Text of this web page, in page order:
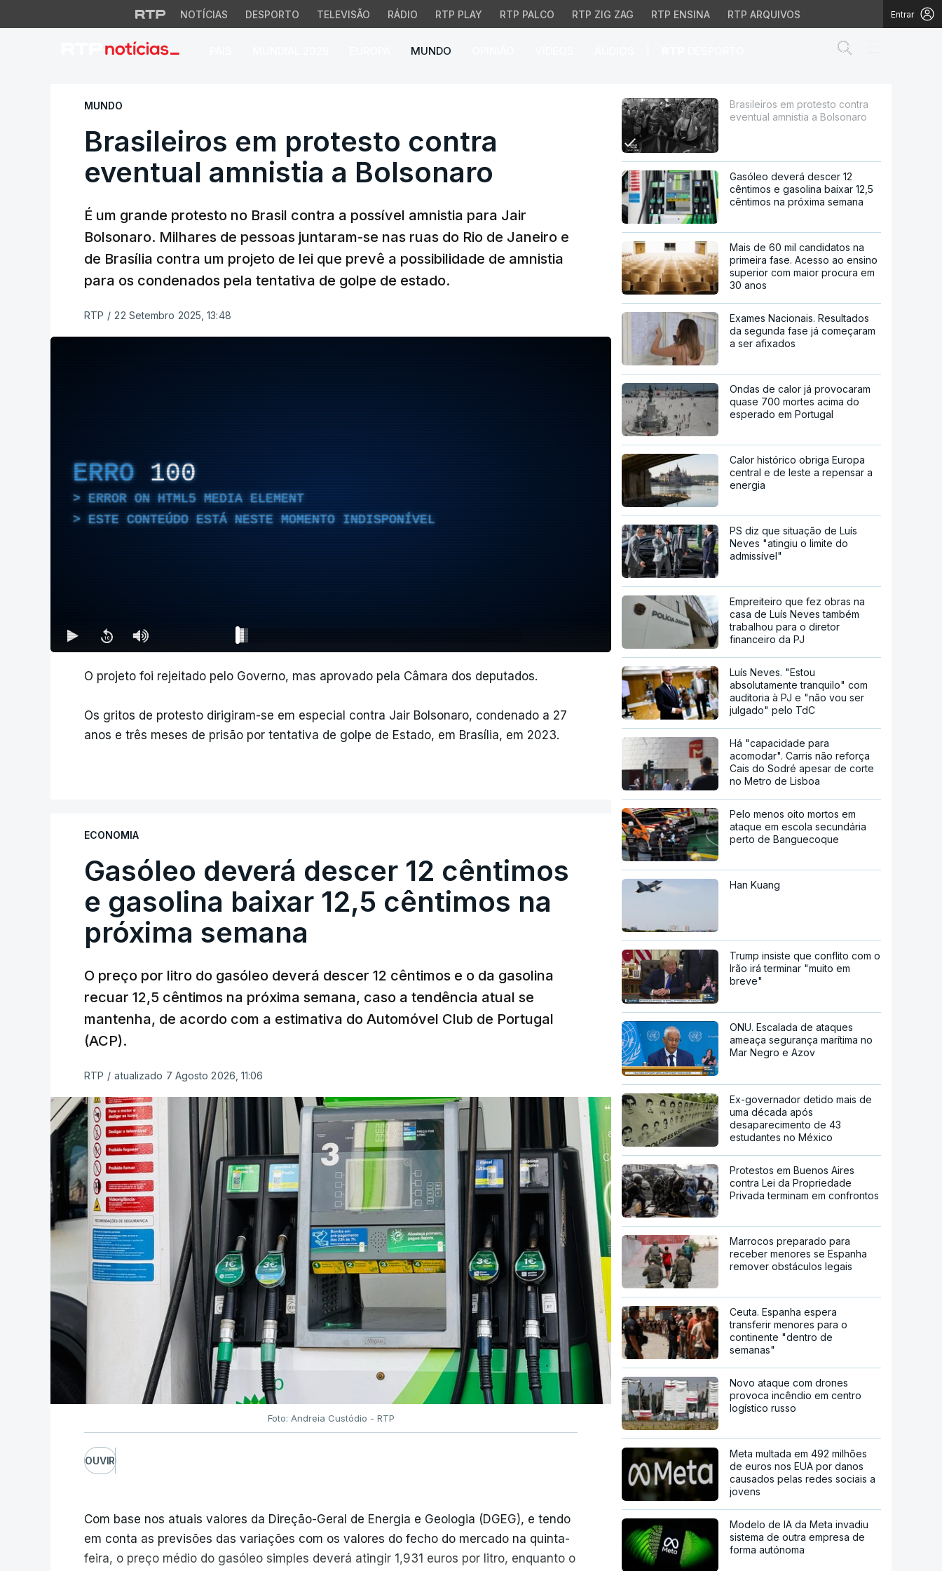
NOTÍCIAS DESPORTO TELEVISÃO RÁDIO RTP PLAY RTP PALCO RTP ZIG ZAG RTP ENSINA RTP ARQUIVOS Entrar
MUNDO
Brasileiros em protesto contra eventual amnistia a Bolsonaro
MUNDO
Brasileiros em protesto contra
eventual amnistia a Bolsonaro
É um grande protesto no Brasil contra a possível amnistia para Jair
Bolsonaro. Milhares de pessoas juntaram-se nas ruas do Rio de Janeiro e
de Brasília contra um projeto de lei que prevê a possibilidade de amnistia
para os condenados pela tentativa de golpe de estado.
RTP / 22 Setembro 2025, 13:48
ERRO 100
ERROR ON HTML5 MEDIA ELEMENT
ESTE CONTEÚDO ESTÁ NESTE MOMENTO INDISPONÍVEL
O projeto foi rejeitado pelo Governo, mas aprovado pela Câmara dos deputados.
Os gritos de protesto dirigiram-se em especial contra Jair Bolsonaro, condenado a 27
anos e três meses de prisão por tentativa de golpe de Estado, em Brasília, em 2023.
ECONOMIA
Gasóleo deverá descer 12 cêntimos
e gasolina baixar 12,5 cêntimos na
próxima semana
O preço por litro do gasóleo deverá descer 12 cêntimos e o da gasolina
recuar 12,5 cêntimos na próxima semana, caso a tendência atual se
mantenha, de acordo com a estimativa do Automóvel Club de Portugal
(ACP).
RTP / atualizado 7 Agosto 2026, 11:06
Foto: Andreia Custódio - RTP
OUVIR
Com base nos atuais valores da Direção-Geral de Energia e Geologia (DGEG), e tendo
em conta as previsões das variações com os valores do fecho do mercado na quinta-
feira, o preço médio do gasóleo simples deverá atingir 1,931 euros por litro, enquanto o
Brasileiros em protesto contra
eventual amnistia a Bolsonaro
Gasóleo deverá descer 12
cêntimos e gasolina baixar 12,5
cêntimos na próxima semana
Mais de 60 mil candidatos na
primeira fase. Acesso ao ensino
superior com maior procura em
30 anos
Exames Nacionais. Resultados
da segunda fase já começaram
a ser afixados
Ondas de calor já provocaram
quase 700 mortes acima do
esperado em Portugal
Calor histórico obriga Europa
central e de leste a repensar a
energia
PS diz que situação de Luís
Neves "atingiu o limite do
admissível"
Empreiteiro que fez obras na
casa de Luís Neves também
trabalhou para o diretor
financeiro da PJ
Luís Neves. "Estou
absolutamente tranquilo" com
auditoria à PJ e "não vou ser
julgado" pelo TdC
Há "capacidade para
acomodar". Carris não reforça
Cais do Sodré apesar de corte
no Metro de Lisboa
Pelo menos oito mortos em
ataque em escola secundária
perto de Banguecoque
Han Kuang
Trump insiste que conflito com o
Irão irá terminar "muito em
breve"
ONU. Escalada de ataques
ameaça segurança marítima no
Mar Negro e Azov
Ex-governador detido mais de
uma década após
desaparecimento de 43
estudantes no México
Protestos em Buenos Aires
contra Lei da Propriedade
Privada terminam em confrontos
Marrocos preparado para
receber menores se Espanha
remover obstáculos legais
Ceuta. Espanha espera
transferir menores para o
continente "dentro de
semanas"
Novo ataque com drones
provoca incêndio em centro
logístico russo
Meta multada em 492 milhões
de euros nos EUA por danos
causados pelas redes sociais a
jovens
Modelo de IA da Meta invadiu
sistema de outra empresa de
forma autónoma